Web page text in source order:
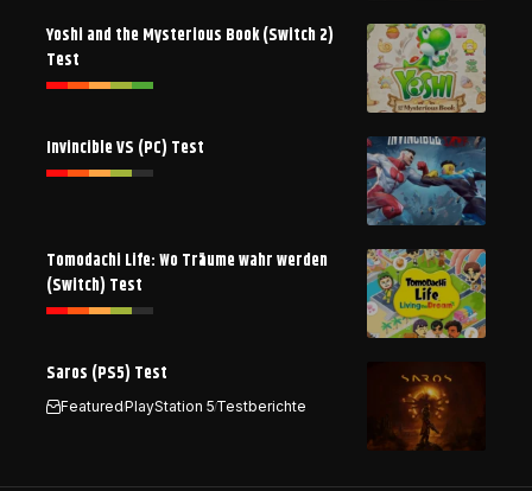
Yoshi and the Mysterious Book (Switch 2)
Test
Invincible VS (PC) Test
Tomodachi Life: Wo Träume wahr werden
(Switch) Test
Saros (PS5) Test
FeaturedPlayStation 5Testberichte